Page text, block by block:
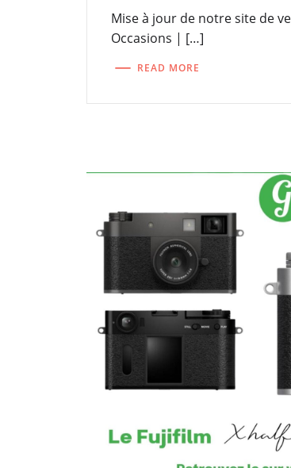
Mise à jour de notre site de
Occasions | […]
READ MORE